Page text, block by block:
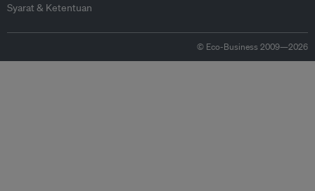
Syarat & Ketentuan
© Eco-Business 2009—2026